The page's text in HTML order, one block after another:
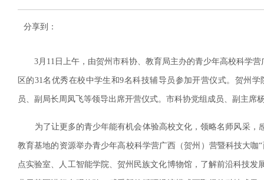
分享到：
3月11日上午，由贺州市科协、教育局主办的青少年高校科学营
区的31名优秀在校中学生和9名科技辅导员参加开营仪式。贺州
员、副局长周凤飞等领导出席开营仪式。市科协党组成员、副主席
为了让更多的青少年能有机会体验高校文化，领略名师风采，
教育基地的资源举办青少年高校科学营广西（贺州）营暨科技大
点实验室、人工智能学院、贺州民族文化博物馆，了解前沿科技